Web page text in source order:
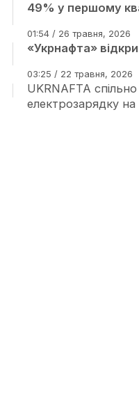
49% у першому
01:54 / 26 травня, 2026
«Укрнафта»
03:25 / 22 травня, 2026
UKRNAFTA
електрозарядку на